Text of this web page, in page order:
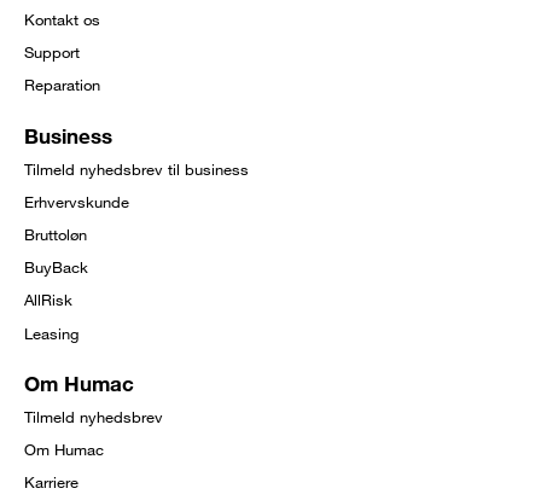
Kontakt os
Support
Reparation
Business
Tilmeld nyhedsbrev til business
Erhvervskunde
Bruttoløn
BuyBack
AllRisk
Leasing
Om Humac
Tilmeld nyhedsbrev
Om Humac
Karriere